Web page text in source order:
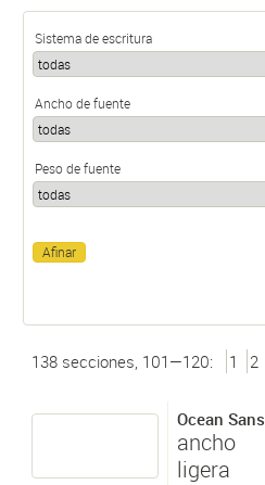
Sistema de escritura
Ancho de fuente
Peso de fuente
138 secciones, 101—120: 1 2
Ocean Sans
ancho
ligera